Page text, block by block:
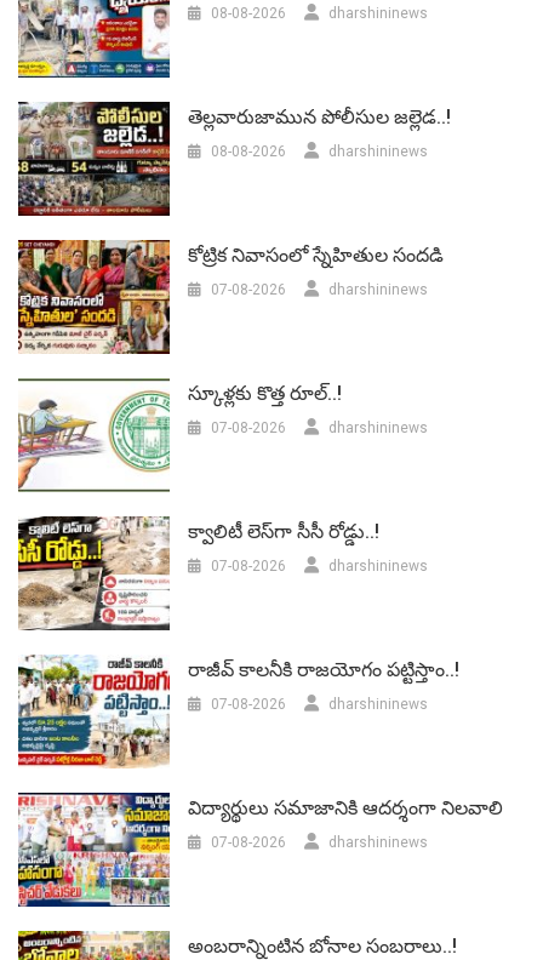
08-08-2026 dharshininews
తెల్లవారుజామున పోలీసుల జల్లెడ..!
08-08-2026 dharshininews
కోట్రిక నివాసంలో స్నేహితుల సందడి
07-08-2026 dharshininews
స్కూళ్లకు కొత్త రూల్..!
07-08-2026 dharshininews
క్వాలిటీ లెస్‌గా సీసీ రోడ్డు..!
07-08-2026 dharshininews
రాజీవ్ కాలనీకి రాజయోగం పట్టిస్తాం..!
07-08-2026 dharshininews
విద్యార్థులు సమాజానికి ఆదర్శంగా నిలవాలి
07-08-2026 dharshininews
అంబరాన్నింటిన బోనాల సంబరాలు..!